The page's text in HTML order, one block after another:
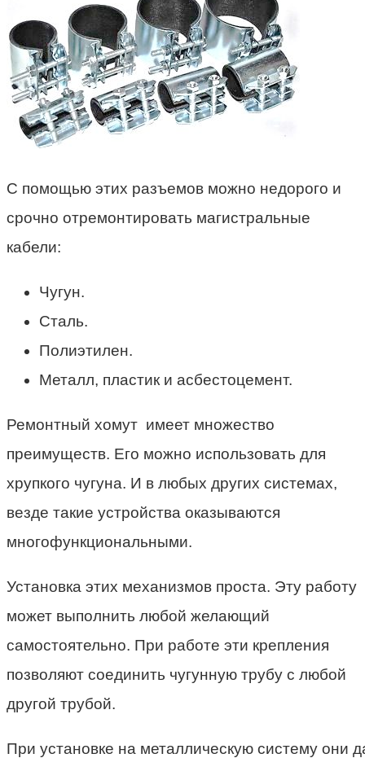
С помощью этих разъемов можно недорого и
срочно отремонтировать магистральные
кабели:
Чугун.
Сталь.
Полиэтилен.
Металл, пластик и асбестоцемент.
Ремонтный хомут имеет множество
преимуществ. Его можно использовать для
хрупкого чугуна. И в любых других системах,
везде такие устройства оказываются
многофункциональными.
Установка этих механизмов проста. Эту работу
может выполнить любой желающий
самостоятельно. При работе эти крепления
позволяют соединить чугунную трубу с любой
другой трубой.
При установке на металлическую систему они